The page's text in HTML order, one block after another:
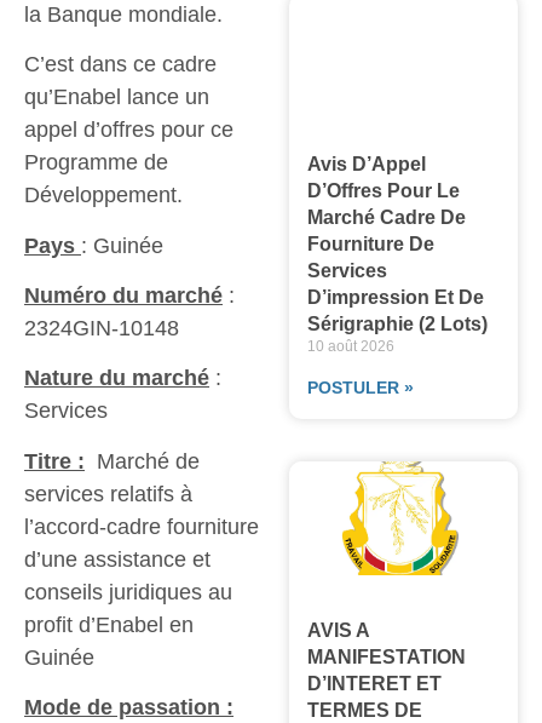
la Banque mondiale.
C’est dans ce cadre
qu’Enabel lance un
appel d’offres pour ce
Programme de
Développement.
Pays : Guinée
Numéro du marché :
2324GIN-10148
Nature du marché :
Services
Titre : Marché de
services relatifs à
l’accord-cadre fourniture
d’une assistance et
conseils juridiques au
profit d’Enabel en
Guinée
Mode de passation :
Avis D’Appel
D’Offres Pour Le
Marché Cadre De
Fourniture De
Services
D’impression Et De
Sérigraphie (2 Lots)
10 août 2026
POSTULER »
AVIS A
MANIFESTATION
D’INTERET ET
TERMES DE